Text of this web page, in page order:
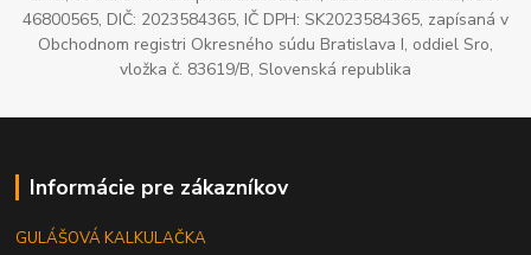
46800565, DIČ: 2023584365, IČ DPH: SK2023584365, zapísaná v
Obchodnom registri Okresného súdu Bratislava I, oddiel Sro,
vložka č. 83619/B, Slovenská republika
Informácie pre zákazníkov
GULÁŠOVÁ KALKULAČKA